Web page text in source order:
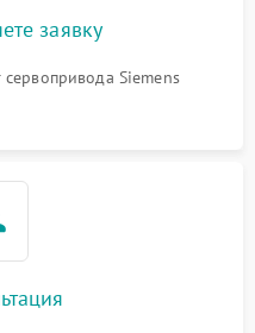
заявку
сервопривода Siemens